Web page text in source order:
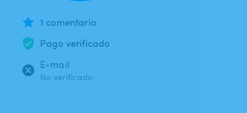
1 comentario
Pago verificado
E-mail
No verificado